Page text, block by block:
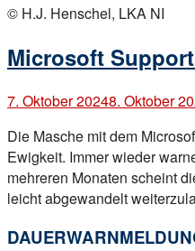
post
© H.J. Henschel, LKA NI
Microsoft
7. Oktober 20248. Oktober
Die Masche mit dem
Ewigkeit. Immer wieder
mehreren Monaten scheint
leicht abgewandelt